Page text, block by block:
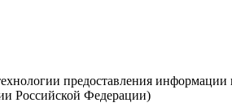
предоставления информации
Российской Федерации)